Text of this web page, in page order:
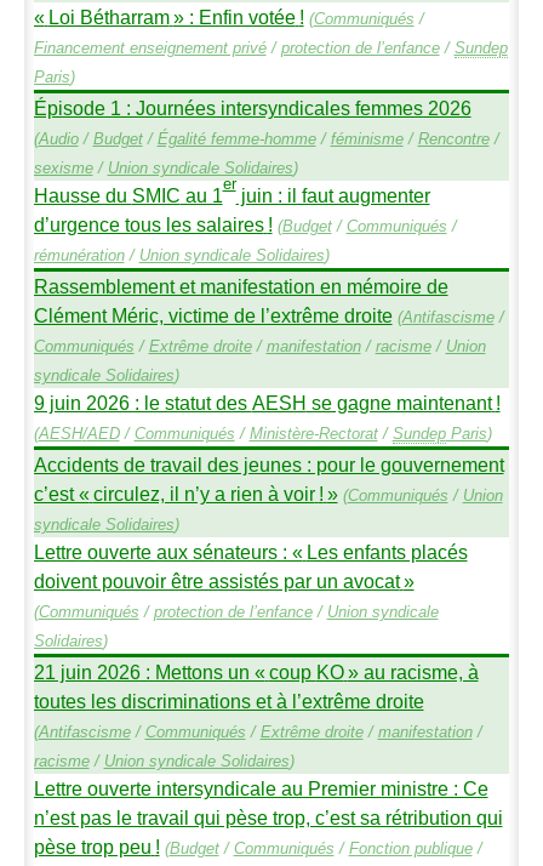
« Loi Bétharram» : Enfin votée ! (Communiqués /
Financement enseignement privé/ protection de l’enfance/ Sundep
Paris)
Épisode 1 : Journées intersyndicales femmes 2026
(Audio/ Budget/ Égalité femme-homme/ féminisme/ Rencontre/
sexisme/ Union syndicale Solidaires)
Hausse du SMIC au 1erjuin : il faut augmenter
d’urgence tous les salaires ! (Budget/ Communiqués /
rémunération/ Union syndicale Solidaires)
Rassemblement et manifestation en mémoire de
Clément Méric, victime de l’extrême droite (Antifascisme/
Communiqués / Extrême droite/ manifestation/ racisme/ Union
syndicale Solidaires)
9 juin 2026 : le statut des AESH se gagne maintenant !
(AESH/AED/ Communiqués / Ministère-Rectorat/ SundepParis)
Accidents de travail des jeunes : pour le gouvernement
c’est « circulez, il n’y a rien à voir ! » (Communiqués / Union
syndicale Solidaires)
Lettre ouverte aux sénateurs : « Les enfants placés
doivent pouvoir être assistés par un avocat»
(Communiqués / protection de l’enfance/ Union syndicale
Solidaires)
21 juin 2026 : Mettons un « coup KO» au racisme, à
toutes les discriminations et à l’extrême droite
(Antifascisme/ Communiqués / Extrême droite/ manifestation/
racisme/ Union syndicale Solidaires)
Lettre ouverte intersyndicale au Premier ministre : Ce
n’est pas le travail qui pèse trop, c’est sa rétribution qui
pèse trop peu ! (Budget/ Communiqués / Fonction publique/